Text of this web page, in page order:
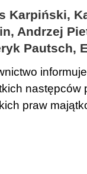
Karpiński,
Andrzej
Pautsch,
następców
praw